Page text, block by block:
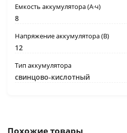
Емкость аккумулятора (А·ч)
8
Напряжение аккумулятора (В)
12
Тип аккумулятора
свинцово-кислотный